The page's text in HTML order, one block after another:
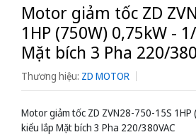
Motor giảm tốc ZD
1HP (750W) 0,75kW -
Mặt bích 3 Pha 220/
Thương hiệu: ZD MOTOR
Motor giảm tốc ZD ZVN28-750-15S
kiểu lắp Mặt bích 3 Pha 220/380VAC